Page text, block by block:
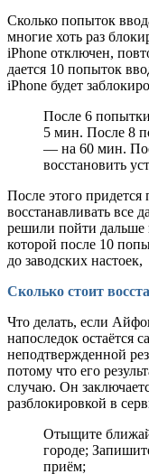
Сколько попыток
многие хоть раз
iPhone отключен,
дается 10 попыток
iPhone будет
После 6
5 мин. После 8
— на 60 мин.
восстановить
После этого
восстанавливать все
решили пойти дальше
которой после 10
до заводских настоек,
Сколько стоит
Что делать, если
напоследок остаётся
неподтвержденной
потому что его
случаю. Он
разблокировкой в
Отыщите
городе;
приём;